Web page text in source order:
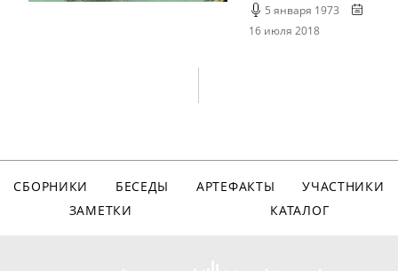
5 января 1973
16 июля 2018
СБОРНИКИ БЕСЕДЫ АРТЕФАКТЫ
УЧАСТНИКИ
ЗАМЕТКИ
КАТАЛОГ